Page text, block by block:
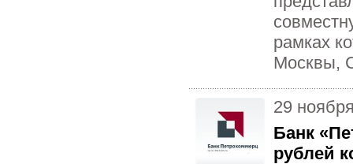
рамках
Москвы,
29
Банк
рублей